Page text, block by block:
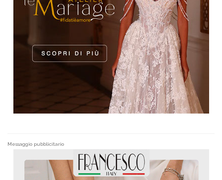
Messaggio pubblicitario